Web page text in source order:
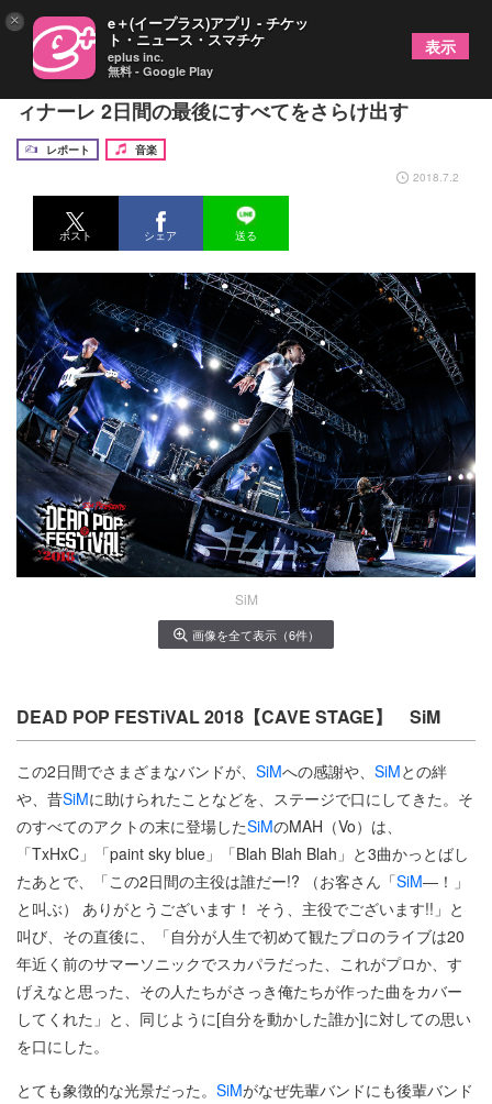
【DPF 2018 クイックレポ】SiM 歓喜と興奮のフ
ィナーレ 2日間の最後にすべてをさらけ出す
レポート
音楽
2018.7.2
ポスト シェア 送る
SiM
画像を全て表示（6件）
DEAD POP FESTiVAL 2018【CAVE STAGE】 SiM
この2日間でさまざまなバンドが、 SiMへの感謝や、 SiMとの絆
や、昔SiMに助けられたことなどを、ステージで口にしてきた。そ
のすべてのアクトの末に登場したSiMのMAH（Vo）は、
「TxHxC」「paint sky blue」「Blah Blah Blah」と3曲かっとばし
たあとで、「この2日間の主役は誰だー!? （お客さん「SiM―！」
と叫ぶ） ありがとうございます！ そう、主役でございます!!」と
叫び、その直後に、「自分が人生で初めて観たプロのライブは20
年近く前のサマーソニックでスカパラだった、これがプロか、す
げえなと思った、その人たちがさっき俺たちが作った曲をカバー
してくれた」と、同じように[自分を動かした誰か]に対しての思い
を口にした。
とても象徴的な光景だった。 SiMがなぜ先輩バンドにも後輩バンド
× e＋(イープラス)アプリ - チケッ
ト・ニュース・スマチケ
eplus inc.
無料 - Google Play
表示